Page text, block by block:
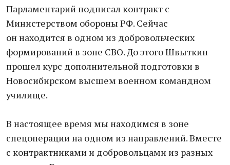
Парламентарий подписал контракт с
Министерством обороны РФ. Сейчас
он находится в одном из добровольческих
формирований в зоне СВО. До этого Швыткин
прошел курс дополнительной подготовки в
Новосибирском высшем военном командном
училище.
В настоящее время мы находимся в зоне
спецоперации на одном из направлений. Вместе
с контрактниками и добровольцами из разных